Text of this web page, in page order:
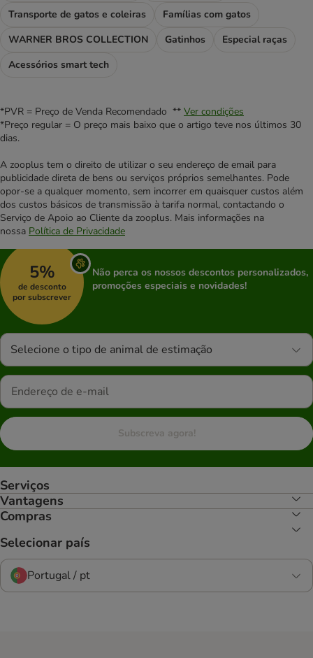
Transporte de gatos e coleiras
Famílias com gatos
WARNER BROS COLLECTION
Gatinhos
Especial raças
Acessórios smart tech
*PVR = Preço de Venda Recomendado ** Ver condições
*Preço regular = O preço mais baixo que o artigo teve nos últimos 30
dias.
A zooplus tem o direito de utilizar o seu endereço de email para
publicidade direta de bens ou serviços próprios semelhantes. Pode
opor-se a qualquer momento, sem incorrer em quaisquer custos além
dos custos básicos de transmissão à tarifa normal, contactando o
Serviço de Apoio ao Cliente da zooplus. Mais informações na
nossa Política de Privacidade
5%
de desconto
por subscrever
Não perca os nossos descontos personalizados,
promoções especiais e novidades!
Selecione o tipo de animal de estimação
Subscreva agora!
Serviços
Vantagens
Compras
Selecionar país
Portugal / pt